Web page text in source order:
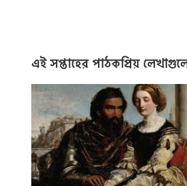
এই সপ্তাহের পাঠকপ্রিয়